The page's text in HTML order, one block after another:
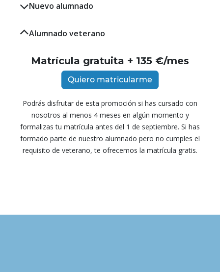
Nuevo alumnado
Alumnado veterano
Matrícula gratuita + 135 €/mes
Quiero matricularme
Podrás disfrutar de esta promoción si has cursado con
nosotros al menos 4 meses en algún momento y
formalizas tu matrícula antes del 1 de septiembre. Si has
formado parte de nuestro alumnado pero no cumples el
requisito de veterano, te ofrecemos la matrícula gratis.